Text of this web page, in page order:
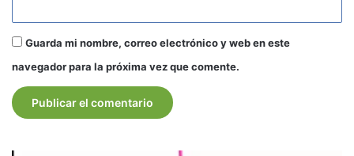
Guarda mi nombre, correo electrónico y web en este
navegador para la próxima vez que comente.